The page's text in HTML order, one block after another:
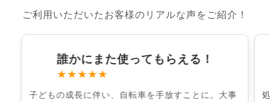
ご利用いただいたお客様のリアルな声をご紹介！
誰かにまた使ってもらえる！
★★★★★
子どもの成長に伴い、自転車を手放すことに。大事